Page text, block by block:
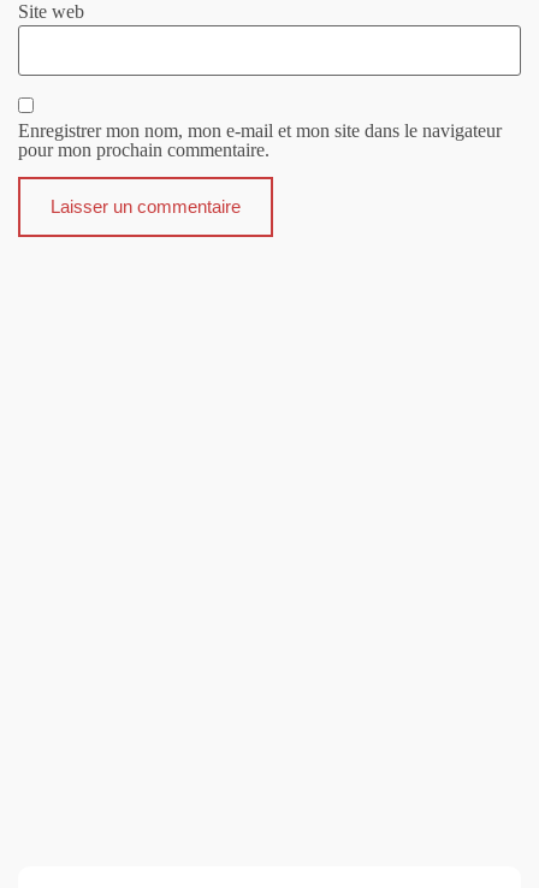
Site web
Enregistrer mon nom, mon e-mail et mon site dans le navigateur
pour mon prochain commentaire.